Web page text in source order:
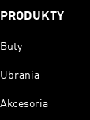
PRODUKTY
Buty
Ubrania
Akcesoria